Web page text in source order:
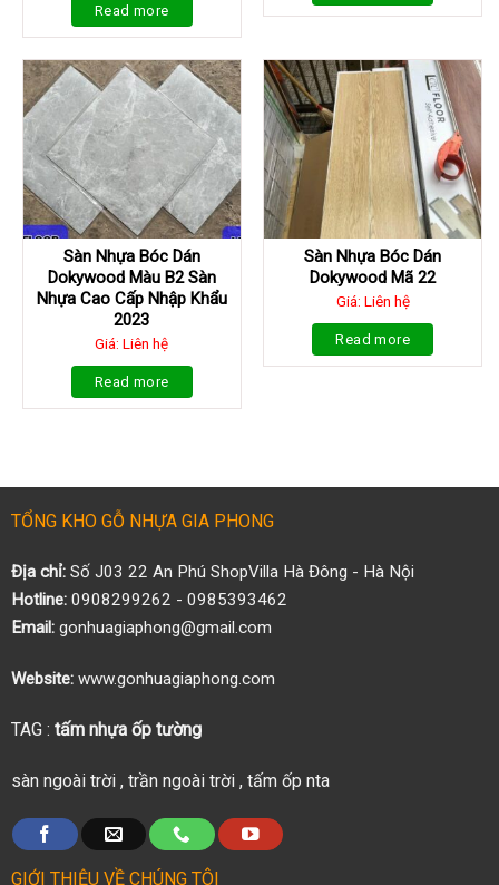
Read more
Sàn Nhựa Bóc Dán
Dokywood Màu B2 Sàn
Nhựa Cao Cấp Nhập Khẩu
2023
Giá: Liên hệ
Read more
Sàn Nhựa Bóc Dán
Dokywood Mã 22
Giá: Liên hệ
Read more
TỔNG KHO GỖ NHỰA GIA PHONG
Địa chỉ:Số J03 22 An Phú ShopVilla Hà Đông - Hà Nội
Hotline:0908299262 - 0985393462
Email:gonhuagiaphong@gmail.com
Website:www.gonhuagiaphong.com
TAG : tấm nhựa ốp tường
sàn ngoài trời, trần ngoài trời, tấm ốp nta
GIỚI THIỆU VỀ CHÚNG TÔI